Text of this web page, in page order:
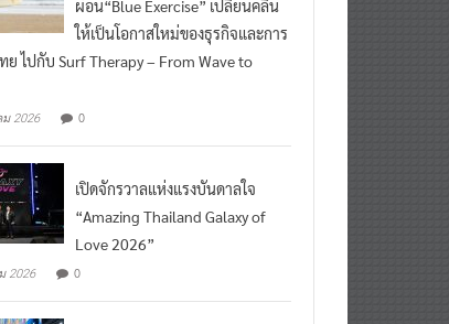
ให้เป็นโอกาสใหม่ของธุรกิจและการ
ทย ไปกับ Surf Therapy – From Wave to
“Amazing Thailand Galaxy of
Love 2026”
0